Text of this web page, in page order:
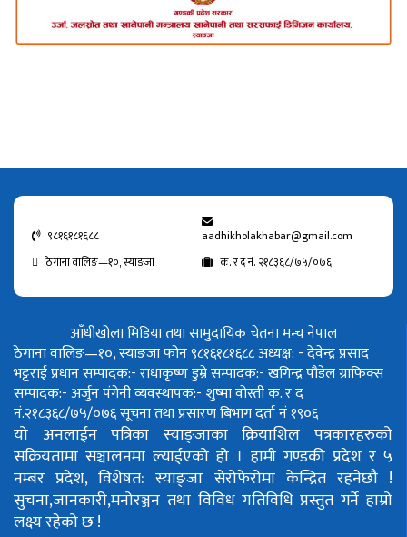
९८१६१८१६८८
aadhikholakhabar@gmail.com
ठेगाना वालिङ—१०, स्याङजा
क. र द नं. २१८३६८/७५/०७६
आँधीखोला मिडिया तथा सामुदायिक चेतना मन्च नेपाल
ठेगाना वालिङ—१०, स्याङजा फोन ९८१६१८१६८८अध्यक्ष: - देवेन्द्र प्रसाद
भट्टराईप्रधान सम्पादक:- राधाकृष्ण डुम्रेसम्पादक:- खगिन्द्र पौडेलग्राफिक्स
सम्पादक:- अर्जुन पंगेनीव्यवस्थापक:- शुष्मा वोस्तीक. र द
नं.२१८३६८/७५/०७६सूचना तथा प्रसारण बिभाग दर्ता नं १९०६
यो अनलाईन पत्रिका स्याङ्जाका क्रियाशिल पत्रकारहरुको
सक्रियतामा सञ्चालनमा ल्याईएको हो । हामी गण्डकी प्रदेश र ५
नम्बर प्रदेश, विशेषत: स्याङ्जा सेरोफेरोमा केन्द्रित रहनेछौ !
सुचना,जानकारी,मनोरञ्जन तथा विविध गतिविधि प्रस्तुत गर्ने हाम्रो
लक्ष्य रहेको छ !